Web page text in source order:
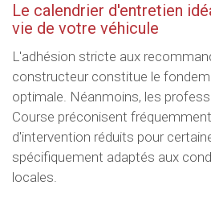
Le calendrier d'entretien
vie de votre véhicule
L'adhésion stricte aux
constructeur constitue le
optimale. Néanmoins, les
Course préconisent
d'intervention réduits pour
spécifiquement adaptés aux
locales.